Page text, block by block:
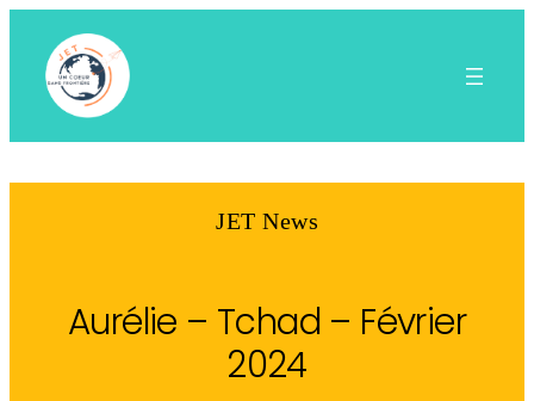
contenu
JET News
Aurélie – Tchad – Février
2024